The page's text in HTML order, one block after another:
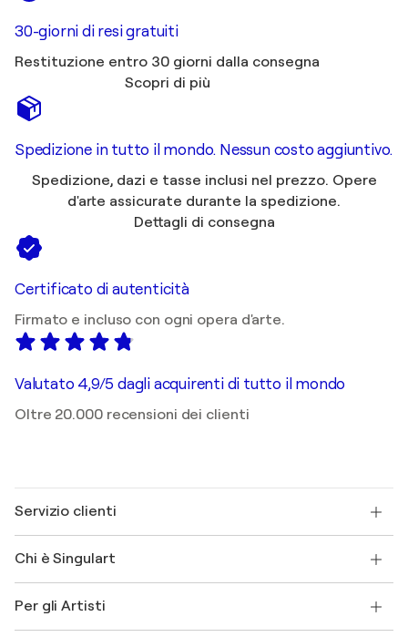
30-giorni di resi gratuiti
Restituzione entro 30 giorni dalla consegna
Scopri di più
Spedizione in tutto il mondo. Nessun costo aggiuntivo.
Spedizione, dazi e tasse inclusi nel prezzo. Opere
d'arte assicurate durante la spedizione.
Dettagli di consegna
Certificato di autenticità
Firmato e incluso con ogni opera d'arte.
Valutato 4,9/5 dagli acquirenti di tutto il mondo
Oltre 20.000 recensioni dei clienti
Servizio clienti
Spedizione
Offri una carta regalo
Partecipa al nostro programma commerciale
Chi è Singulart
FAQ
Per gli Artisti